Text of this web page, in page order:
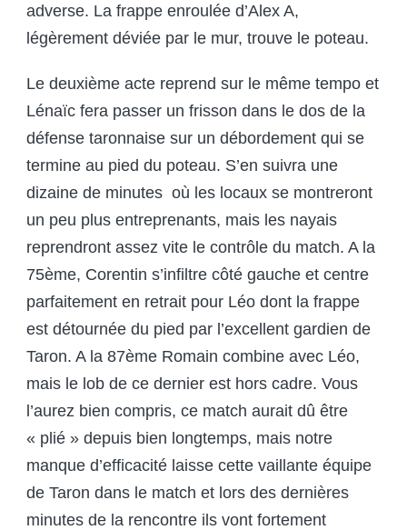
adverse. La frappe enroulée d’Alex A,
légèrement déviée par le mur, trouve le poteau.
Le deuxième acte reprend sur le même tempo et
Lénaïc fera passer un frisson dans le dos de la
défense taronnaise sur un débordement qui se
termine au pied du poteau. S’en suivra une
dizaine de minutes où les locaux se montreront
un peu plus entreprenants, mais les nayais
reprendront assez vite le contrôle du match. A la
75ème, Corentin s’infiltre côté gauche et centre
parfaitement en retrait pour Léo dont la frappe
est détournée du pied par l’excellent gardien de
Taron. A la 87ème Romain combine avec Léo,
mais le lob de ce dernier est hors cadre. Vous
l’aurez bien compris, ce match aurait dû être
« plié » depuis bien longtemps, mais notre
manque d’efficacité laisse cette vaillante équipe
de Taron dans le match et lors des dernières
minutes de la rencontre ils vont fortement